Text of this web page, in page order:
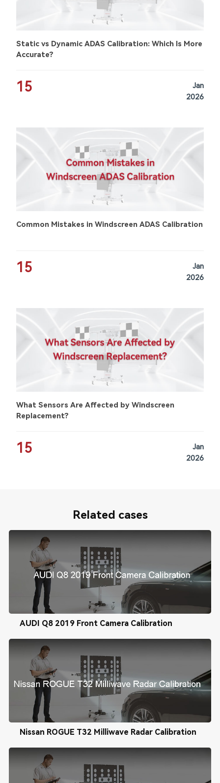
Static vs Dynamic ADAS Calibration: Which Is More
Accurate?
15
Jan
2026
Common Mistakes in Windscreen ADAS Calibration
15
Jan
2026
What Sensors Are Affected by Windscreen
Replacement?
15
Jan
2026
Related cases
AUDI Q8 2019 Front Camera Calibration
Nissan ROGUE T32 Milliwave Radar Calibration